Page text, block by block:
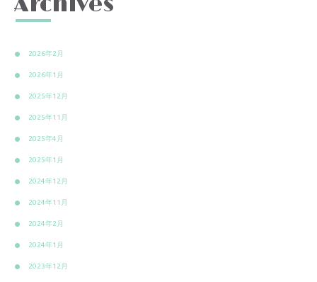
2026年2月
2026年1月
2025年12月
2025年11月
2025年4月
2025年1月
2024年12月
2024年11月
2024年2月
2024年1月
2023年12月